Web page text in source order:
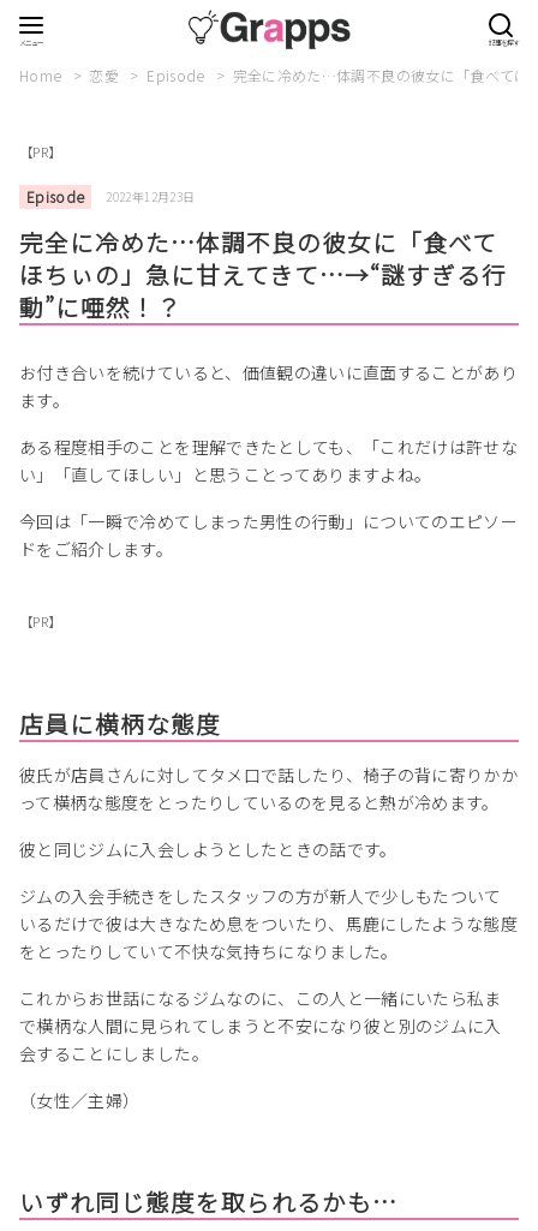
Home 恋愛 Episode 完全に冷めた…体調不良の彼女に「食べて
【PR】
Episode 2022年12月23日
完全に冷めた…体調不良の彼女に「食べて
ほちぃの」急に甘えてきて…→“謎すぎる行
動”に唖然！？
お付き合いを続けていると、価値観の違いに直面することがあり
ます。
ある程度相手のことを理解できたとしても、「これだけは許せな
い」「直してほしい」と思うことってありますよね。
今回は「一瞬で冷めてしまった男性の行動」についてのエピソー
ドをご紹介します。
【PR】
店員に横柄な態度
彼氏が店員さんに対してタメ口で話したり、椅子の背に寄りかか
って横柄な態度をとったりしているのを見ると熱が冷めます。
彼と同じジムに入会しようとしたときの話です。
ジムの入会手続きをしたスタッフの方が新人で少しもたついて
いるだけで彼は大きなため息をついたり、馬鹿にしたような態度
をとったりしていて不快な気持ちになりました。
これからお世話になるジムなのに、この人と一緒にいたら私ま
で横柄な人間に見られてしまうと不安になり彼と別のジムに入
会することにしました。
（女性／主婦）
いずれ同じ態度を取られるかも…